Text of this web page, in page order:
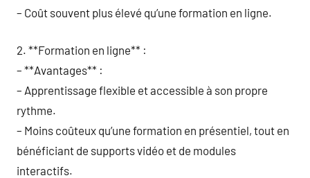
– Coût souvent plus élevé qu’une formation en ligne.
2. **Formation en ligne** :
– **Avantages** :
– Apprentissage flexible et accessible à son propre
rythme.
– Moins coûteux qu’une formation en présentiel, tout en
bénéficiant de supports vidéo et de modules
interactifs.